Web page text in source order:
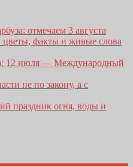
отмечаем 3 августа
цветы, факты и живые слова
12 июля — Международный
не по закону, а с
праздник огня, воды и